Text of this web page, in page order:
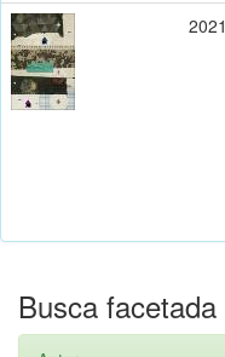
2021
Busca facetada